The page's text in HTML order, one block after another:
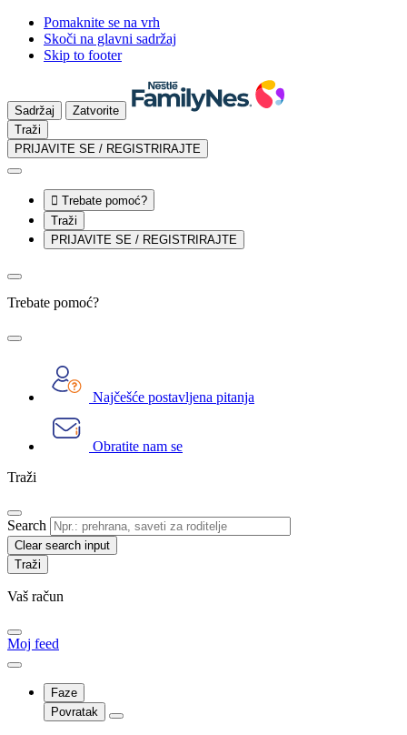
Pomaknite se na vrh
Skoči na glavni sadržaj
Skip to footer
Sadržaj
Zatvorite
Traži
PRIJAVITE SE / REGISTRIRAJTE
 Trebate pomoć?
Traži
PRIJAVITE SE / REGISTRIRAJTE
Trebate pomoć?
Najčešće postavljena pitanja
Obratite nam se
Traži
Search
Clear search input
Vaš račun
Moj feed
Faze
Povratak